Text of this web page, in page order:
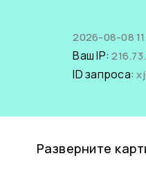
2026-08-08
Ваш IP:
ID запроса:
Разверните